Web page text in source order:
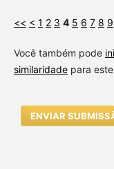
<< < 1 2 3 4 5 6 7 8 9
Você também pode
similaridadepara
ENVIAR